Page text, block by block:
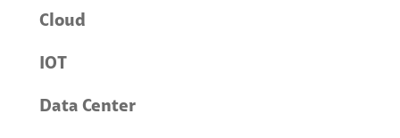
Cloud
IOT
Data Center